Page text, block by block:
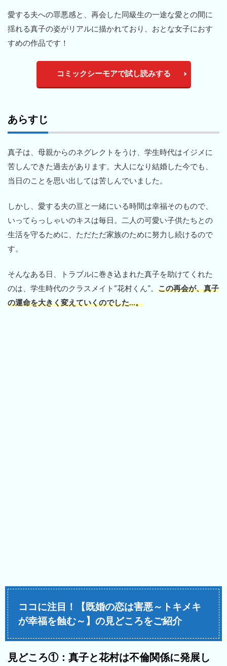
愛する夫への罪悪感と、再会した同級生の一途な愛との間に
揺れる真子の姿がリアルに描かれており、おとな女子におす
すめの作品です！
コミックシーモアで試し読みする
あらすじ
真子は、母親からのネグレクトをうけ、学生時代はイジメに
苦しんできた過去があります。大人になり結婚した今でも、
当日のことを思い出しては苦しんでいました。
しかし、愛する夫の亘と一緒にいる時間は幸福そのもので、
いってらっしゃいのキスは毎日。二人の可愛い子供たちとの
生活を守るために、ただただ家族のために努力し続けるので
す。
そんなある日、トラブルに巻き込まれた真子を助けてくれた
のは、学生時代のクラスメイト“花村くん”。 この再会が、真子
の運命を大きく変えていくのでした…。
ココに注目！【既婚の恋は害悪～トキメキ
が幸福を蝕む～】の見どころをご紹介
見どころ①：真子と花村は不倫関係に発展し